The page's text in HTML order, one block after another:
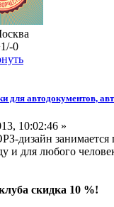
0
для автодокументов,
10:02:46 »
дизайн
и для любого
скидка 10 %!